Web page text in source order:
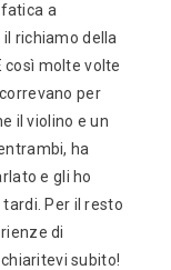
a
richiamo della
così molte volte
per
il violino e un
ha
e gli ho
Per il resto
di
subito!